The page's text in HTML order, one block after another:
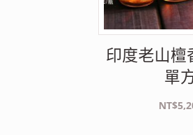
印度老山檀
單
NT$